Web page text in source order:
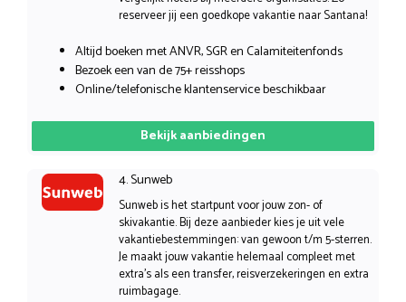
reserveer jij een goedkope vakantie naar Santana!
Altijd boeken met ANVR, SGR en Calamiteitenfonds
Bezoek een van de 75+ reisshops
Online/telefonische klantenservice beschikbaar
Bekijk aanbiedingen
4. Sunweb
Sunweb is het startpunt voor jouw zon- of
skivakantie. Bij deze aanbieder kies je uit vele
vakantiebestemmingen: van gewoon t/m 5-sterren.
Je maakt jouw vakantie helemaal compleet met
extra’s als een transfer, reisverzekeringen en extra
ruimbagage.